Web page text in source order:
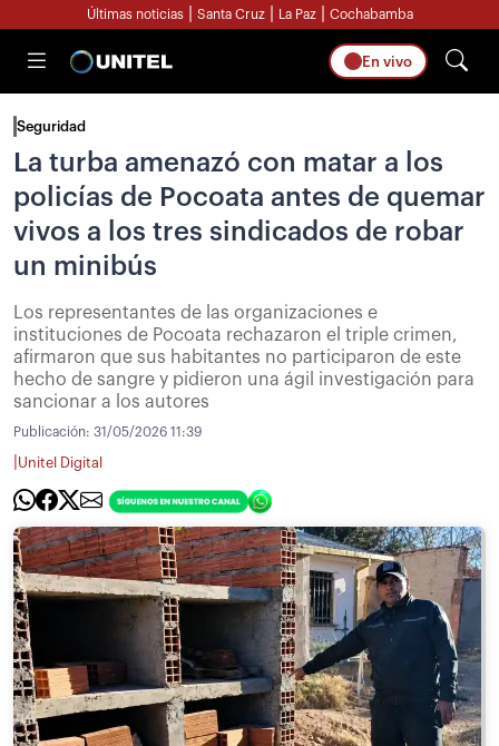
Últimas noticias Santa Cruz La Paz Cochabamba
En vivo
Seguridad
La turba amenazó con matar a los
policías de Pocoata antes de quemar
vivos a los tres sindicados de robar
un minibús
Los representantes de las organizaciones e
instituciones de Pocoata rechazaron el triple crimen,
afirmaron que sus habitantes no participaron de este
hecho de sangre y pidieron una ágil investigación para
sancionar a los autores
Publicación: 31/05/2026 11:39
Unitel Digital